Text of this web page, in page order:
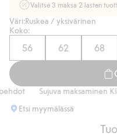
Valitse 3 maksa 2 lasten
Ei Newbie. Ostaessasi 2 tuotetta
myymälässä ja verkossa. Ei voi
Väri:Ruskea / yksivärinen
Koko:
56 62 68
Sujuva maksaminen
Etsi myymälässä